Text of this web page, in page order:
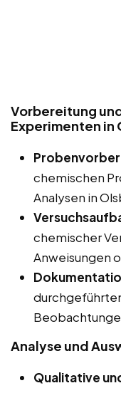
Vorbereitung
Experimenten in
chemischen
Analysen in
chemischer
Anweisungen
Analyse und
Qualitative